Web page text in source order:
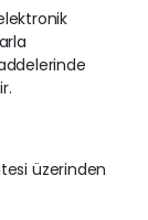
üzerinden